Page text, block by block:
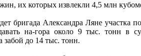
их которых извлекли 4,5 млн
бригада Александра Ляне
на-гора около 9 тыс. тонн в
забой до 14 тыс. тонн.